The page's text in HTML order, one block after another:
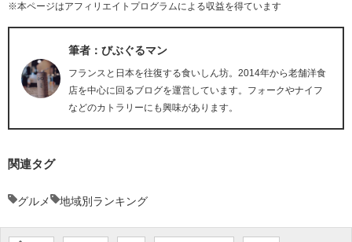
※本ページはアフィリエイトプログラムによる収益を得ています
筆者：びぶぐるマン
フランスと日本を往復する食いしん坊。2014年から老舗洋食
店を中心に回るブログを運営しています。フォークやナイフ
などのカトラリーにも興味があります。
関連タグ
グルメ 地域別ランキング